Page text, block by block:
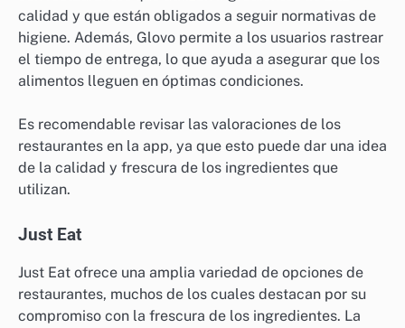
calidad y que están obligados a seguir normativas de
higiene. Además, Glovo permite a los usuarios rastrear
el tiempo de entrega, lo que ayuda a asegurar que los
alimentos lleguen en óptimas condiciones.
Es recomendable revisar las valoraciones de los
restaurantes en la app, ya que esto puede dar una idea
de la calidad y frescura de los ingredientes que
utilizan.
Just Eat
Just Eat ofrece una amplia variedad de opciones de
restaurantes, muchos de los cuales destacan por su
compromiso con la frescura de los ingredientes. La